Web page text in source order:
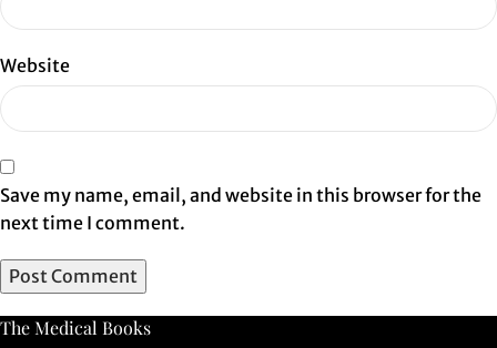
Website
Save my name, email, and website in this browser for the
next time I comment.
The Medical Books